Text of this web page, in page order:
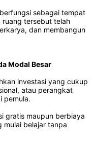
sebagai tempat
ruang tersebut telah
dan membangun
Modal Besar
investasi yang cukup
atau perangkat
pemula.
gratis maupun berbiaya
mulai belajar tanpa